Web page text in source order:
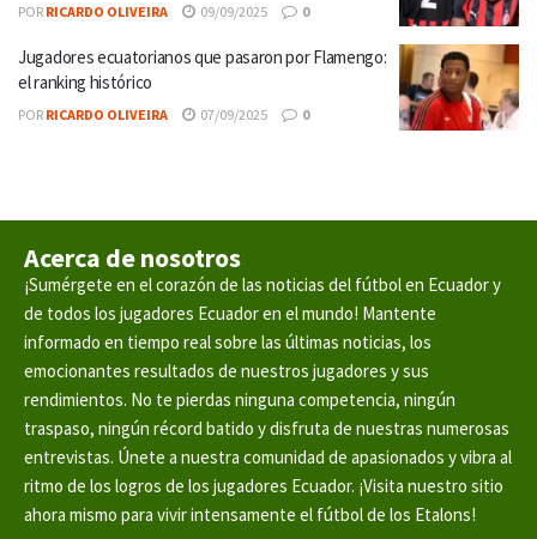
POR RICARDO OLIVEIRA 09/09/2025 0
Jugadores ecuatorianos que pasaron por Flamengo:
el ranking histórico
POR RICARDO OLIVEIRA 07/09/2025 0
Acerca de nosotros
¡Sumérgete en el corazón de las noticias del fútbol en Ecuador y
de todos los jugadores Ecuador en el mundo! Mantente
informado en tiempo real sobre las últimas noticias, los
emocionantes resultados de nuestros jugadores y sus
rendimientos. No te pierdas ninguna competencia, ningún
traspaso, ningún récord batido y disfruta de nuestras numerosas
entrevistas. Únete a nuestra comunidad de apasionados y vibra al
ritmo de los logros de los jugadores Ecuador. ¡Visita nuestro sitio
ahora mismo para vivir intensamente el fútbol de los Etalons!